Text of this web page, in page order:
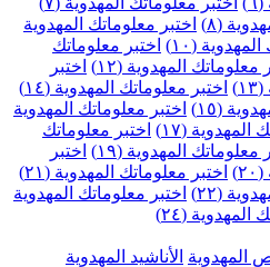
(٨)
اختبر معلوماتك المهدوية
(١٠)
اختبر معلوماتك
معلوماتك المهدوية (١٢)
اختبر
اختبر معلوماتك المهدوية (١٤)
(١٥)
اختبر معلوماتك المهدوية
المهدوية (١٧)
اختبر معلوماتك
معلوماتك المهدوية (١٩)
اختبر
اختبر معلوماتك المهدوية (٢١)
(٢٢)
اختبر معلوماتك المهدوية
المهدوية (٢٤)
المهدوية الأناشيد المهدوية